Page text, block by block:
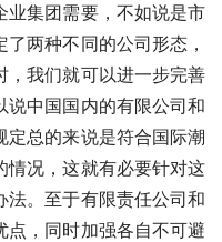
业集团需要，不如说是市
两种不同的公司形态，
，我们就可以进一步完善
说中国国内的有限公司和
定总的来说是符合国际潮
情况，这就有必要针对这
法。至于有限责任公司和
点，同时加强各自不可避